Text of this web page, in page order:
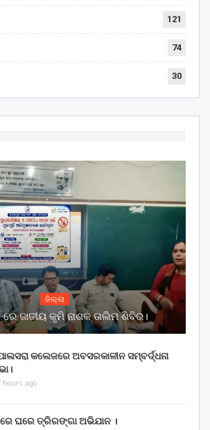
121
74
30
ଜିଲ୍ଲା
ଜାତୀୟ କୃମି ନାଶକ ତାଲିମ ଶିବିର।
କଲେଜରେ ଅବସରକାଳୀନ ସମ୍ବର୍ଦ୍ଧନା
hours ago
ଘରେ ତ୍ରିରଙ୍ଗା ଅଭିଯାନ ।